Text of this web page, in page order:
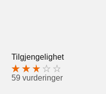
Tilgjengelighet
59 vurderinger